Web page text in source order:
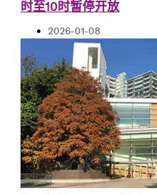
时至10时暂停开放
2026-01-08